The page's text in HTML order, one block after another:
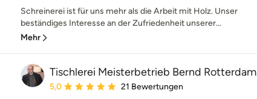
Schreinerei ist für uns mehr als die Arbeit mit Holz. Unser
beständiges Interesse an der Zufriedenheit unserer...
Mehr
Tischlerei Meisterbetrieb Bernd Rotterdam
Durchschnittliche Bewertung: 5 von 5 Sternen
5,0 21 Bewertungen